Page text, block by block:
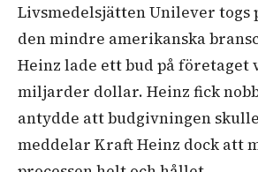
Livsmedelsjätten Unilever togs
den mindre amerikanska
Heinz lade ett bud på företaget
miljarder dollar. Heinz fick
antydde att budgivningen
meddelar Kraft Heinz dock att